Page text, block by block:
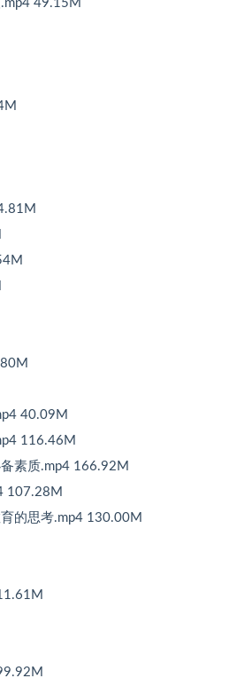
49.15M
40.09M
116.46M
素质.mp4 166.92M
107.28M
的思考.mp4 130.00M